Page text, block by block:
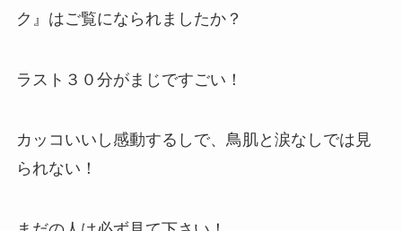
ク』 はご覧になられましたか？
ラスト３０分がまじですごい！
カッコいいし感動するしで、鳥肌と涙なしでは見
られない！